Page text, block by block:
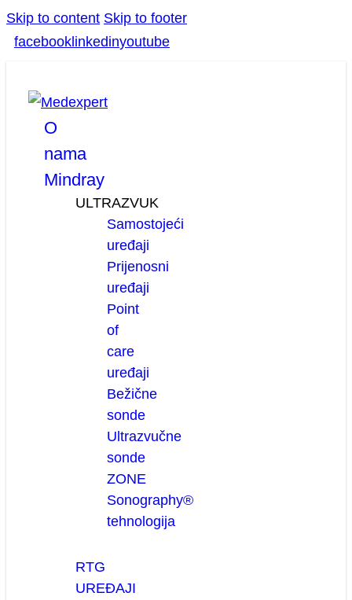
Skip to content Skip to footer
facebook linkedinyoutube
O
nama
Mindray
ULTRAZVUK
Samostojeći
uređaji
Prijenosni
uređaji
Point
of
care
uređaji
Bežične
sonde
Ultrazvučne
sonde
ZONE
Sonography®
tehnologija
RTG
UREĐAJI